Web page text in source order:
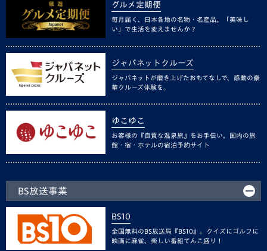
グルメ定期便
毎月届く、日本各地の名物・名産品。「美味し
い」で生活を変えませんか？
ジャパネットクルーズ
ジャパネットが磨き上げたおもてなしで、感動の豪
華クルーズ体験を。
ゆこゆこ
お客様の『良質な温泉旅』をお手伝い。国内の旅
館・宿・ホテルの宿泊予約サイト
BS放送事業
BS10
全国無料のBS放送局『BS10』。クイズにゴルフに
映画に麻雀、楽しい番組てんこ盛り！